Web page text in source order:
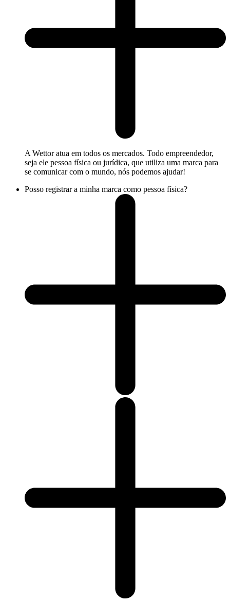
A Wettor atua em todos os mercados. Todo empreendedor,
seja ele pessoa física ou jurídica, que utiliza uma marca para
se comunicar com o mundo, nós podemos ajudar!
Posso registrar a minha marca como pessoa física?